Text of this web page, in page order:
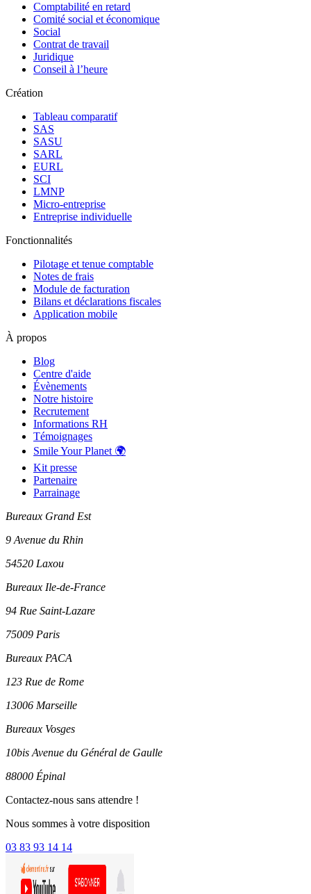
Comptabilité en retard
Comité social et économique
Social
Contrat de travail
Juridique
Conseil à l’heure
Création
Tableau comparatif
SAS
SASU
SARL
EURL
SCI
LMNP
Micro-entreprise
Entreprise individuelle
Fonctionnalités
Pilotage et tenue comptable
Notes de frais
Module de facturation
Bilans et déclarations fiscales
Application mobile
À propos
Blog
Centre d'aide
Évènements
Notre histoire
Recrutement
Informations RH
Témoignages
Smile Your Planet 🌍
Kit presse
Partenaire
Parrainage
Bureaux Grand Est
9 Avenue du Rhin
54520 Laxou
Bureaux Ile-de-France
94 Rue Saint-Lazare
75009 Paris
Bureaux PACA
123 Rue de Rome
13006 Marseille
Bureaux Vosges
10bis Avenue du Général de Gaulle
88000 Épinal
Contactez-nous sans attendre !
Nous sommes à votre disposition
03 83 93 14 14